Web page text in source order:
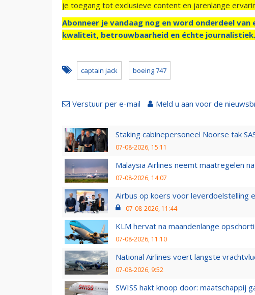
je toegang tot exclusieve content en jarenlange
Abonneer je vandaag nog en word onderdeel van
kwaliteit, betrouwbaarheid en échte journalistiek.
captain jack boeing 747
Verstuur per e-mail Meld u aan voor de
Staking cabinepersoneel Noorse tak
07-08-2026, 15:11
Malaysia Airlines neemt maatregelen
07-08-2026, 14:07
Airbus op koers voor leverdoelstelling
07-08-2026, 11:44
KLM hervat na maandenlange
07-08-2026, 11:10
National Airlines voert langste
07-08-2026, 9:52
SWISS hakt knoop door: maatschappij